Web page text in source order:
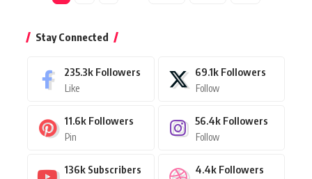
Stay Connected
235.3k Followers
Like
69.1k Followers
Follow
11.6k Followers
Pin
56.4k Followers
Follow
136k Subscribers 4.4k Followers